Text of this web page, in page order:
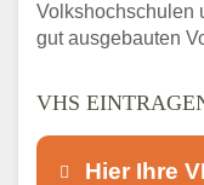
Volkshochschulen
gut ausgebauten
VHS
Hier Ihre